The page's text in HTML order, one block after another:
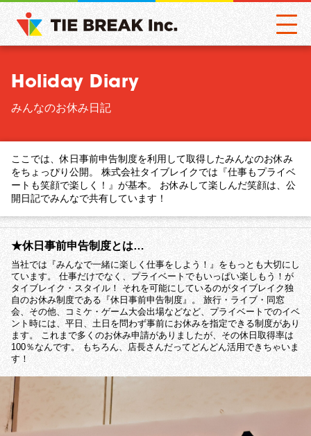
Holiday Diary
みんなのお休み日記
ここでは、休日事前申告制度を利用して取得したみんなのお休み
をちょっぴり公開。 株式会社タイブレイクでは『仕事もプライベ
ートも笑顔で楽しく！』が基本。 お休みして楽しんだ笑顔は、公
開日記でみんなで共有しています！
★休日事前申告制度とは…
当社では『みんなで一緒に楽しく仕事をしよう！』をもっとも大切にし
ています。 仕事だけでなく、プライベートでもいっぱい楽しもう！が
タイブレイク・スタイル！ それを可能にしているのがタイブレイク独
自のお休み制度である『休日事前申告制度』。 旅行・ライブ・同窓
会、その他、コミケ・ゲーム大会出場などなど、プライベートでのイベ
ント時には、平日、土日を問わず事前にお休みを指定できる制度があり
ます。 これまで多くのお休み申請がありましたが、その休日取得率は
100％なんです。 もちろん、店長さんだってどんどん活用できちゃいま
す！